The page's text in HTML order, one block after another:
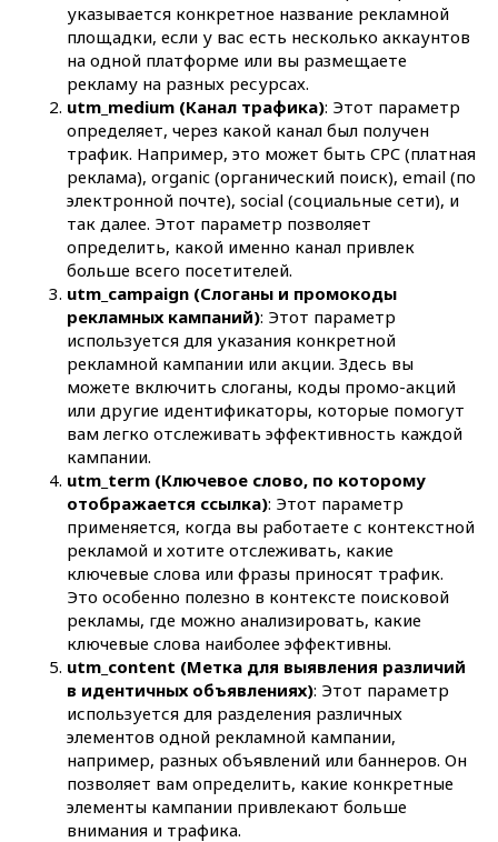
указывается конкретное название рекламной
площадки, если у вас есть несколько аккаунтов
на одной платформе или вы размещаете
рекламу на разных ресурсах.
utm_medium (Канал трафика): Этот параметр
определяет, через какой канал был получен
трафик. Например, это может быть CPC (платная
реклама), organic (органический поиск), email (по
электронной почте), social (социальные сети), и
так далее. Этот параметр позволяет
определить, какой именно канал привлек
больше всего посетителей.
utm_campaign (Слоганы и промокоды
рекламных кампаний): Этот параметр
используется для указания конкретной
рекламной кампании или акции. Здесь вы
можете включить слоганы, коды промо-акций
или другие идентификаторы, которые помогут
вам легко отслеживать эффективность каждой
кампании.
utm_term (Ключевое слово, по которому
отображается ссылка): Этот параметр
применяется, когда вы работаете с контекстной
рекламой и хотите отслеживать, какие
ключевые слова или фразы приносят трафик.
Это особенно полезно в контексте поисковой
рекламы, где можно анализировать, какие
ключевые слова наиболее эффективны.
utm_content (Метка для выявления различий
в идентичных объявлениях): Этот параметр
используется для разделения различных
элементов одной рекламной кампании,
например, разных объявлений или баннеров. Он
позволяет вам определить, какие конкретные
элементы кампании привлекают больше
внимания и трафика.
Напишите нам!
Рассчитаем смету и сроки
вашего проекта
Данил Зайцев
Основатель youx.agency. Свяжитесь для
обсуждения проекта, отвечу на все вопросы
и предложу лучшее решение на рынке:
+7
Планируемый бюджет